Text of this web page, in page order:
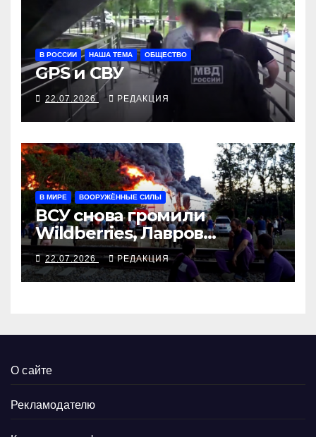
В РОССИИ НАША ТЕМА ОБЩЕСТВО
GPS и СВУ
22.07.2026 РЕДАКЦИЯ
В МИРЕ ВООРУЖЁННЫЕ СИЛЫ
ВСУ снова громили
Wildberries, Лавров
собрался жаловаться из
Манилу в Вашингтон
22.07.2026 РЕДАКЦИЯ
О сайте
Рекламодателю